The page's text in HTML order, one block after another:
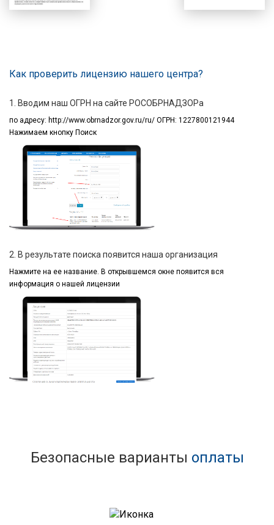
Как проверить лицензию нашего центра?
1. Вводим наш ОГРН на сайте РОСОБРНАДЗОРа
по адресу: http://www.obrnadzor.gov.ru/ru/ ОГРН: 1227800121944
Нажимаем кнопку Поиск
2. В результате поиска появится наша организация
Нажмите на ее название. В открывшемся окне появится вся
информация о нашей лицензии
Безопасные варианты оплаты